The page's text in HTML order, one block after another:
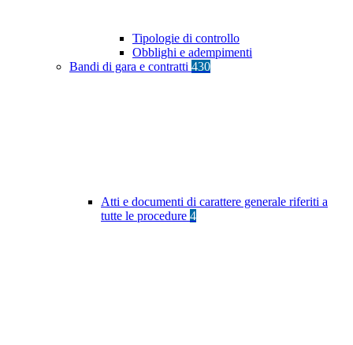
Tipologie di controllo
Obblighi e adempimenti
Bandi di gara e contratti 430
Atti e documenti di carattere generale riferiti a
tutte le procedure 4